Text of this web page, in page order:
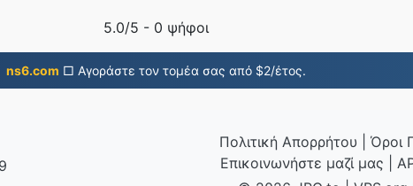
5.0/5 - 0 ψήφοι
ns6.com □ Αγοράστε τον τομέα σας από $2/έτος.
Πολιτική Απορρήτου Όροι
Επικοινωνήστε μαζί μας